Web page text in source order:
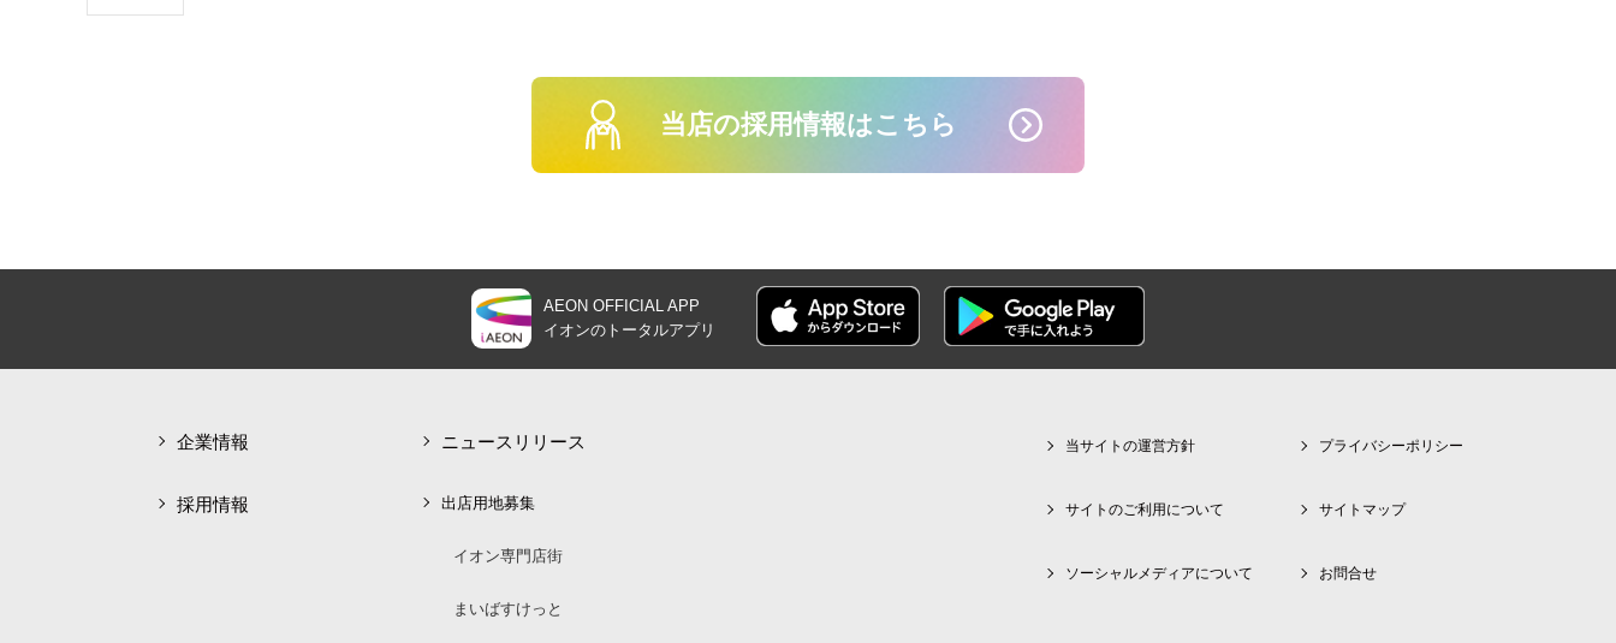
当店の採用情報はこちら
AEON OFFICIAL APP
イオンの トータルアプリ
企業情報
採用情報
ニュースリリース
出店用地募集
イオン専門店街
まいばすけっと
当サイトの運営方針
サイトのご利用について
ソーシャルメディアについて
プライバシーポリシー
サイトマップ
お問合せ